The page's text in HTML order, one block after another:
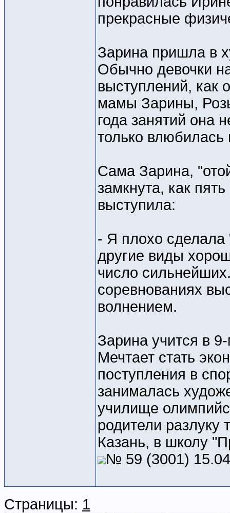
прекрасные
Зарина пришла в
Обычно девочки
выступлений, как
мамы Зарины,
года занятий она
только влюбилась
Сама Зарина,
замкнута, как
выступила:
- Я плохо сделала
другие виды
число
соревнованиях
волнением.
Зарина учится в
Мечтает стать
поступления в
занималась
училище
родители разлуку
Казань, в школу
№ 59 (3001)
Страницы: 1